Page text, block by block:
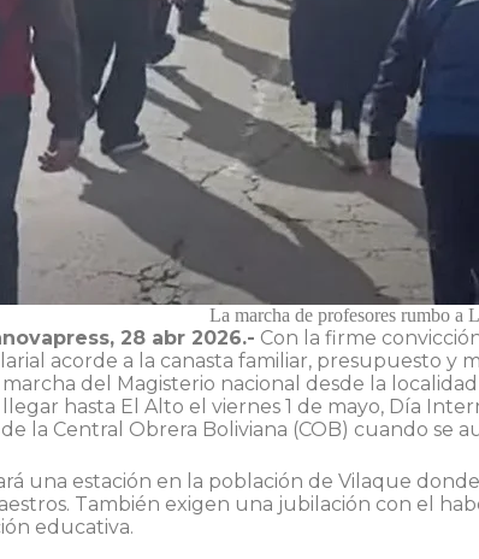
La marcha de profesores rumbo a
28 abr 2026.- Con la firme
acorde a la canasta familiar, presupuesto y
del Magisterio nacional desde la
hasta El Alto el viernes 1 de mayo, Día
la Central Obrera Boliviana (COB) cuando se
una estación en la población de Vilaque
También exigen una jubilación con el
educativa.